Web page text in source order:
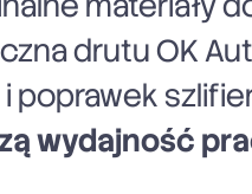
drutu OK
poprawek
wydajność